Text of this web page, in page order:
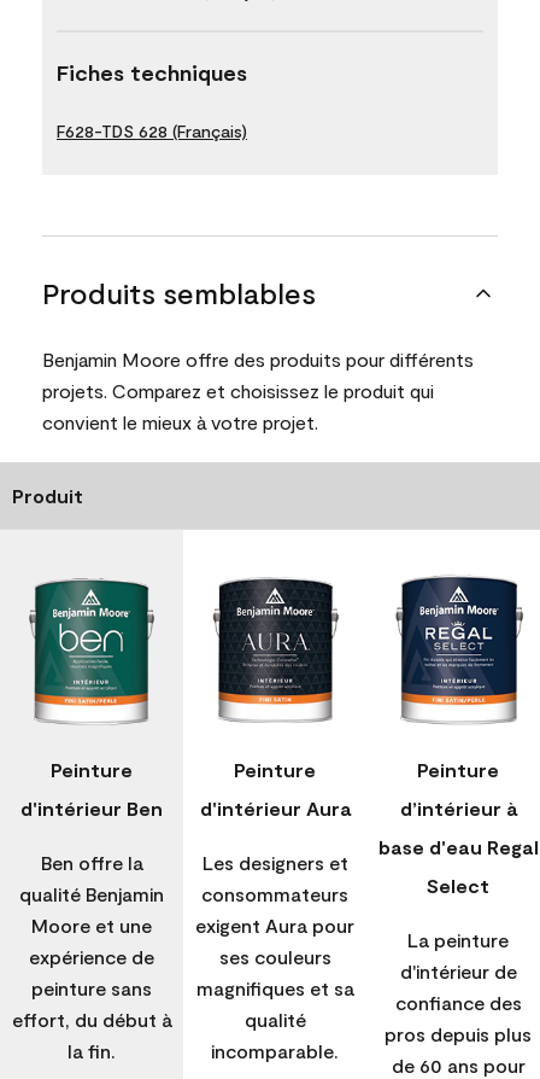
Fiches techniques
F628-TDS 628 (Français)
Produits semblables
Benjamin Moore offre des produits pour différents
projets. Comparez et choisissez le produit qui
convient le mieux à votre projet.
Produit
Peinture
d'intérieur Ben
Ben offre la
qualité Benjamin
Moore et une
expérience de
peinture sans
effort, du début à
la fin.
Peinture
d'intérieur Aura
Les designers et
consommateurs
exigent Aura pour
ses couleurs
magnifiques et sa
qualité
incomparable.
Peinture
d’intérieur à
base d'eau Regal
Select
La peinture
d'intérieur de
confiance des
pros depuis plus
de 60 ans pour